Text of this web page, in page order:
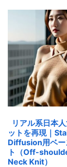
リアル系日本
ットを再現｜
Diffusion用ベー
ト（Off-
Neck Knit）